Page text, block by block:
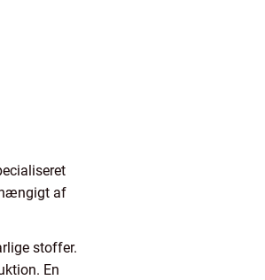
af
stoffer.
En